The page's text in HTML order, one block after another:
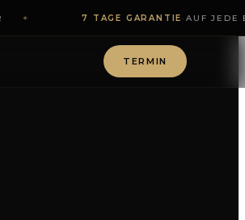
✦ 7 TAGE GARANTIE· AUF JEDE
TERMIN